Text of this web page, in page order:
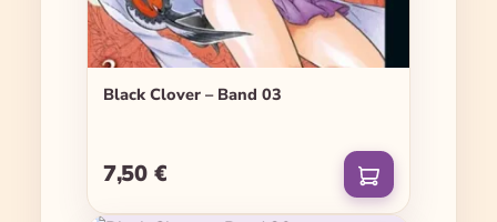
Black Clover – Band 03
Regulärer Preis:
7,50 €